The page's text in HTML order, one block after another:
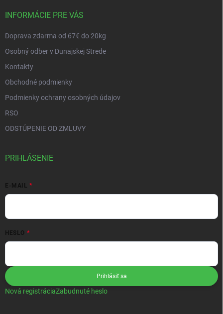
INFORMÁCIE PRE VÁS
Doprava zdarma od 67€ do 20kg
Osobný odber v Dunajskej Strede
Kontakty
Obchodné podmienky
Podmienky ochrany osobných údajov
RSO
ODSTÚPENIE OD ZMLUVY
PRIHLÁSENIE
E-MAIL
HESLO
Prihlásiť sa
Nová registráciaZabudnuté heslo